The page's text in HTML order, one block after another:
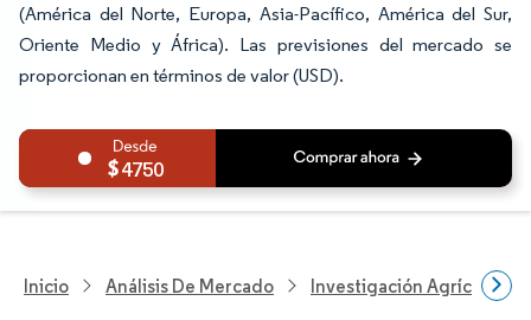
(América del Norte, Europa, Asia-Pacífico, América del Sur,
Oriente Medio y África). Las previsiones del mercado se
proporcionan en términos de valor (USD).
4750
Inicio Análisis De Mercado Investigación Agrícola